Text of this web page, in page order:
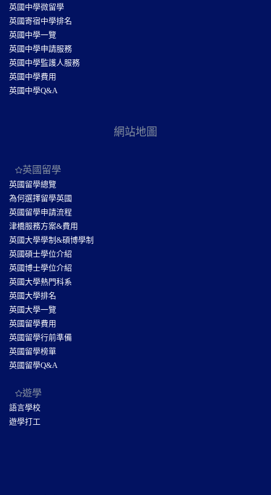
英國中學微留學
英國寄宿中學排名
英國中學一覽
英國中學申請服務
英國中學監護人服務
英國中學費用
英國中學Q&A
網站地圖
英國留學
英國留學總覽
為何選擇留學英國
英國留學申請流程
津橋服務方案&費用
英國大學學制&碩博學制
英國碩士學位介紹
英國博士學位介紹
英國大學熱門科系
英國大學排名
英國大學一覽
英國留學費用
英國留學行前準備
英國留學榜單
英國留學Q&A
遊學
語言學校
遊學打工